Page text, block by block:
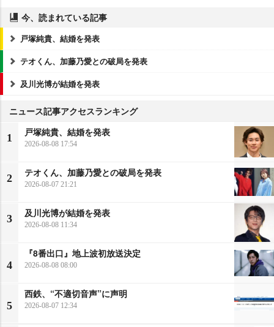
今、読まれている記事
戸塚純貴、結婚を発表
テオくん、加藤乃愛との破局を発表
及川光博が結婚を発表
ニュース記事アクセスランキング
1
戸塚純貴、結婚を発表
2026-08-08 17:54
2
テオくん、加藤乃愛との破局を発表
2026-08-07 21:21
3
及川光博が結婚を発表
2026-08-08 11:34
4
『8番出口』地上波初放送決定
2026-08-08 08:00
5
西鉄、“不適切音声”に声明
2026-08-07 12:34